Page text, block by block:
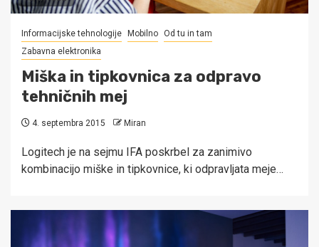
Informacijske tehnologije Mobilno Od tu in tam
Zabavna elektronika
Miška in tipkovnica za odpravo
tehničnih mej
4. septembra 2015 Miran
Logitech je na sejmu IFA poskrbel za zanimivo
kombinacijo miške in tipkovnice, ki odpravljata meje…